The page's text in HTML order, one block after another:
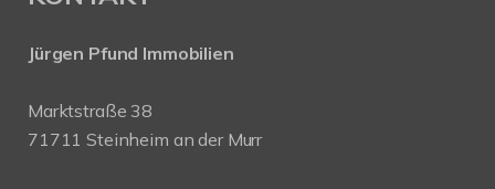
Jürgen Pfund Immobilien
Marktstraße 38
71711 Steinheim an der Murr